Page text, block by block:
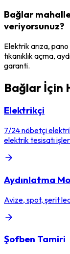
Bağlar
veriyorsunuz?
Elektrik arıza,
tıkanıklık açma,
garanti.
Bağlar İçin
Elektrikçi
7/24 nöbetçi
elektrik tesisatı
Aydınlatma
Avize, spot, şerit
Şofben Tamiri